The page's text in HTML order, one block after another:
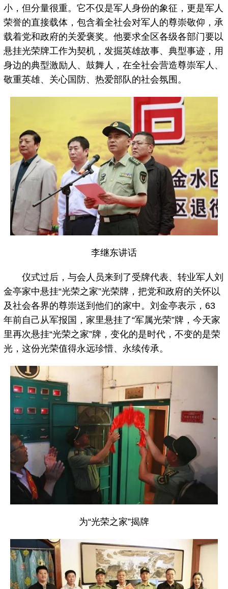
小，但分量很重。它不仅是军人身份的象征，更是军人
荣誉的直接载体，包含着全社会对军人的尊崇敬仰，承
载着党和政府的关爱褒奖。他要求全区各级各部门要以
悬挂光荣牌工作为契机，发掘英雄故事、典型事迹，用
身边的典型激励人、鼓舞人，在全社会营造尊崇军人、
敬重英雄、关心国防、热爱部队的社会氛围。
李继东讲话
仪式过后，与会人员来到了受牌代表、转业军人刘
金亭家中悬挂“光荣之家”光荣牌，把党和政府的关怀以
及社会各界的尊崇送到他们的家中。刘金亭表示，63
年前自己从军报国，家里悬挂了“军属光荣”牌，今天家
里再次悬挂“光荣之家”牌，变化的是时代，不变的是荣
光，这份光荣值得永远珍惜、永续传承。
为“光荣之家”揭牌